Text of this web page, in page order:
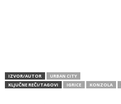
IZVOR/AUTOR
URBAN CITY
KLJUČNE REČI/TAGOVI
IGRICE KONZOLA